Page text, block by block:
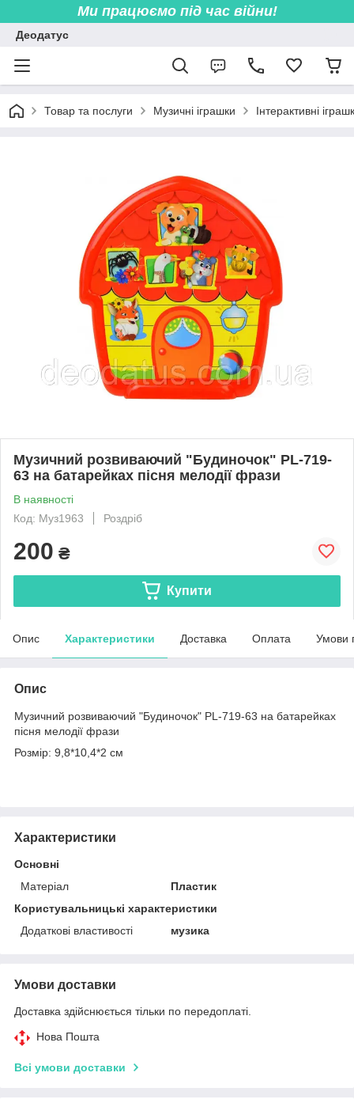
Ми працюємо під час війни!
Деодатус
Товар та послуги Музичні іграшки Інтерактивні
Музичний розвиваючий "Будиночок" PL-719-
63 на батарейках пісня мелодії фрази
В наявності
Код: Муз1963
Роздріб
200 ₴
Купити
Опис Характеристики Доставка Оплата Умови
Опис
Музичний розвиваючий "Будиночок" PL-719-63 на батарейках
пісня мелодії фрази
Розмір: 9,8*10,4*2 см
Характеристики
Основні
Матеріал
Пластик
Користувальницькі характеристики
Додаткові властивості
музика
Умови доставки
Доставка здійснюється тільки по передоплаті.
Нова Пошта
Всі умови доставки